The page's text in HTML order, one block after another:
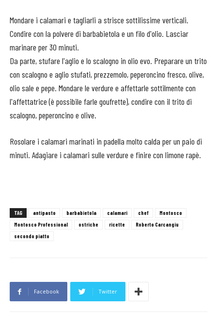
Mondare i calamari e tagliarli a strisce sottilissime verticali.
Condire con la polvere di barbabietola e un filo d'olio. Lasciar
marinare per 30 minuti.
Da parte, stufare l'aglio e lo scalogno in olio evo. Preparare un trito
con scalogno e aglio stufati, prezzemolo, peperoncino fresco, olive,
olio sale e pepe. Mondare le verdure e affettarle sottilmente con
l'affettatrice (è possibile farle goufrette), condire con il trito di
scalogno, peperoncino e olive.
Rosolare i calamari marinati in padella molto calda per un paio di
minuti. Adagiare i calamari sulle verdure e finire con limone rapè.
TAG antipasto barbabietola calamari chef
Montosco
Montosco Professional
ostriche ricette
Roberto Carcangiu
secondo piatto
Facebook Twitter